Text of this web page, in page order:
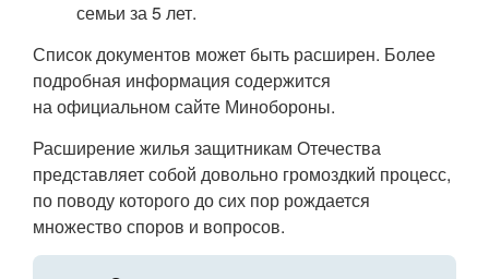
семьи за 5 лет.
Список документов может быть расширен. Более
подробная информация содержится
на официальном сайте Минобороны.
Расширение жилья защитникам Отечества
представляет собой довольно громоздкий процесс,
по поводу которого до сих пор рождается
множество споров и вопросов.